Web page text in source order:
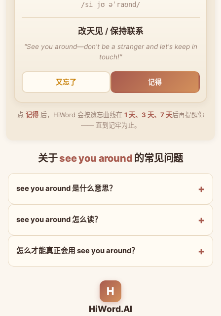
/si jʊ əˈraʊnd/
改天见 / 保持联系
"See you around—don't be a stranger and let's keep in
touch!"
又忘了 记得
点 记得后，HiWord 会按遗忘曲线在 1 天、3 天、7 天后再提醒你
—— 直到记牢为止。
关于see you around 的常见问题
see you around 是什么意思？
see you around 怎么读？
怎么才能真正会用 see you around？
H
HiWord.AI